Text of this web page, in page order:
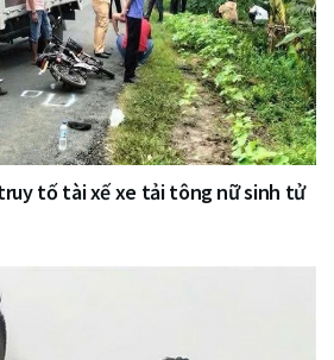
tố tài xế xe tải tông nữ sinh tử